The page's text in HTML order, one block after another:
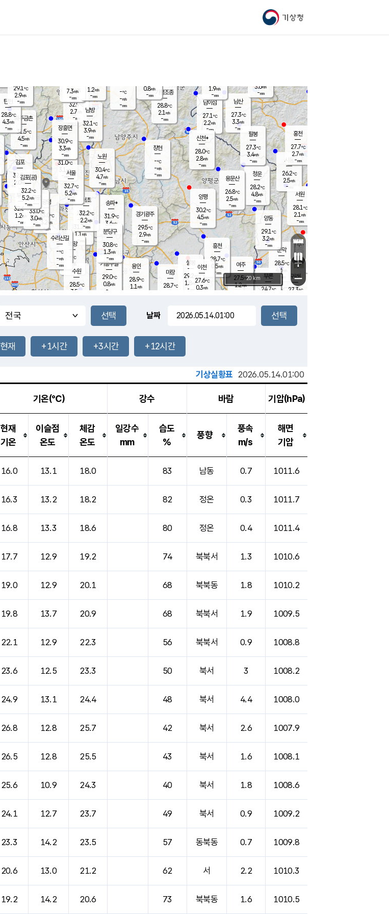
기상청
문막
28.5℃
4.6m/s
mm
남이섬
27.1℃
2.2m/s
-mm
양주
32.9℃
2.7
-mm
부론
24.7℃
과천
31.7℃
1.1m/s
- mm
남산
27.3℃
3.3m/s
-mm
9.0mm
청운
28.2℃
4.8m/s
-mm
팔봉
27.3℃
3.4m/s
-mm
-mm
용인
28.9℃
1.1 m/s
여주
27.5℃
1.2m/s
양동
29.1℃
3.2m/s
-mm
경기광주
29.5℃
2.9m/s
-mm
장호원
1.9m/s
-mm
24.1
℃
파주금촌
31.5℃
4.5m/s
-mm
가평조종
28.8℃
2.1 m/s
-mm
-℃
-m/s
-mm
신천*
28.0℃
2.8m/s
-mm
창현
-℃
-m/s
-mm
탄현
28.8℃
4.3m/s
-mm
0.8m/s
-mm
27.0℃
0.2m/s
-mm
흥천
28.7℃
0.5m/s
-mm
마장
28.7℃
의왕
- ℃
m/s
mm
김포
32.2℃
2.0 m/s
mm
설봉
29.2
1.8 m/s
- mm
광명
33.0
℃
3.2 m/s
-mm
부천
32.6℃
1.2m/s
-mm
-mm
구로
33.0℃
3.0m/s
-mm
은평
31.0℃
3.1 m/s
- mm
노원
30.4℃
4.7m/s
-mm
송파*
31.9℃
3.6m/s
-mm
서초
32.2℃
2.2m/s
-mm
남방
32.1℃
3.9m/s
-mm
기흥구갈
29.0℃
0.8m/s
-
수리산길
-℃
-m/s
-mm
분당구
30.8℃
1.3m/s
-mm
장흥면
30.9℃
3.3m/s
-mm
7.3m/s
-mm
시동
26.2℃
2.5m/s
- mm
귀래
27.3℃
서원
28.1℃
2.1 m/s
-mm
용문산
26.8℃
2.5m/s
-mm
김포(공)
32.2℃
5.2m/s
-mm
홍천
27.7℃
2.7m/s
-mm
이천
27.6℃
0.3m/s
양평
30.2℃
4.5m/s
-mm
수원
28.5℃
3.5 m/s
서울
32.7℃
5.2m/s
-mm
3.6m/s
-mm
29.1℃
2.9m/s
-mm
1.2m/s
-mm
+
−
20 km
날짜
현재 +1시간 +3시간 +12시간
기상실황표 2026.05.14.01:00
기온(℃) 강수 바람 기압(hPa)
현재
기온
이슬점
온도
체감
온도
일강수
mm
습도
%
풍향
풍속
m/s
해면
기압
16.0 13.1 18.0 83 남동 0.7 1011.6
16.3 13.2 18.2 82 정온 0.3 1011.7
16.8 13.3 18.6 80 정온 0.4 1011.4
17.7 12.9 19.2 74 북북서 1.3 1010.6
19.0 12.9 20.1 68 북북동 1.8 1010.2
19.8 13.7 20.9 68 북북서 1.9 1009.5
22.1 12.9 22.3 56 북북서 0.9 1008.8
23.6 12.5 23.3 50 북서 3 1008.2
24.9 13.1 24.4 48 북서 4.4 1008.0
26.8 12.8 25.7 42 북서 2.6 1007.9
26.5 12.8 25.5 43 북서 1.6 1008.1
25.6 10.9 24.3 40 북서 1.8 1008.6
24.1 12.7 23.7 49 북서 0.9 1009.2
23.3 14.2 23.5 57 동북동 0.7 1009.8
20.6 13.0 21.2 62 서 2.2 1010.3
19.2 14.2 20.6 73 북북동 1.6 1010.5